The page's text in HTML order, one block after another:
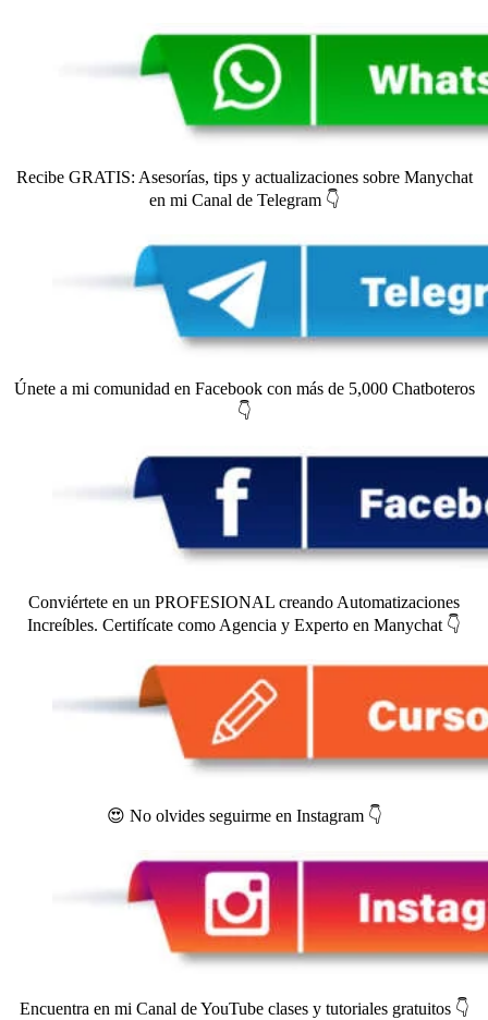
Recibe GRATIS: Asesorías, tips y actualizaciones sobre Manychat
en mi Canal de Telegram 👇
Únete a mi comunidad en Facebook con más de 5,000 Chatboteros
👇
Conviértete en un PROFESIONAL creando Automatizaciones
Increíbles. Certifícate como Agencia y Experto en Manychat 👇
😍 No olvides seguirme en Instagram 👇
Encuentra en mi Canal de YouTube clases y tutoriales gratuitos 👇